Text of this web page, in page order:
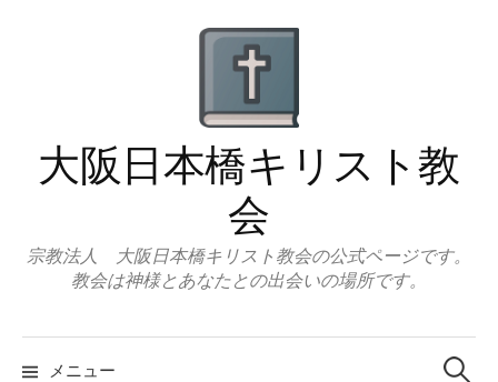
ッ
大阪日本橋キリスト教
会
宗教法人 大阪日本橋キリスト教会の公式ページです。
教会は神様とあなたとの出会いの場所です。
メニュー
検
索: